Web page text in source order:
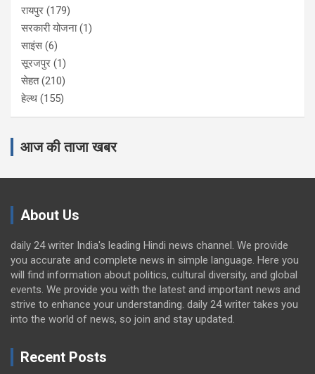
रायपुर (179)
सरकारी योजना(1)
साइंस(6)
सूरजपुर (1)
सेहत(210)
हेल्थ (155)
आज की ताजा खबर
About Us
daily 24 writer India's leading Hindi news channel. We provide
you accurate and complete news in simple language. Here you
will find information about politics, cultural diversity, and global
events. We provide you with the latest and important news and
strive to enhance your understanding. daily 24 writer takes you
into the world of news, so join and stay updated.
Recent Posts